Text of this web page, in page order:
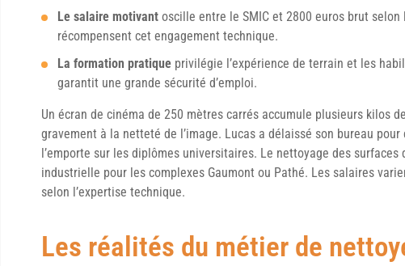
Le salaire motivant oscille entre le SMIC et 2800 euros brut
récompensent cet engagement technique.
La formation pratique privilégie l’expérience de terrain et les
garantit une grande sécurité d’emploi.
Un écran de cinéma de 250 mètres carrés accumule plusieurs kilos
gravement à la netteté de l’image. Lucas a délaissé son bureau
l’emporte sur les diplômes universitaires. Le nettoyage des
industrielle pour les complexes Gaumont ou Pathé. Les salaires
selon l’expertise technique.
Les réalités du métier de